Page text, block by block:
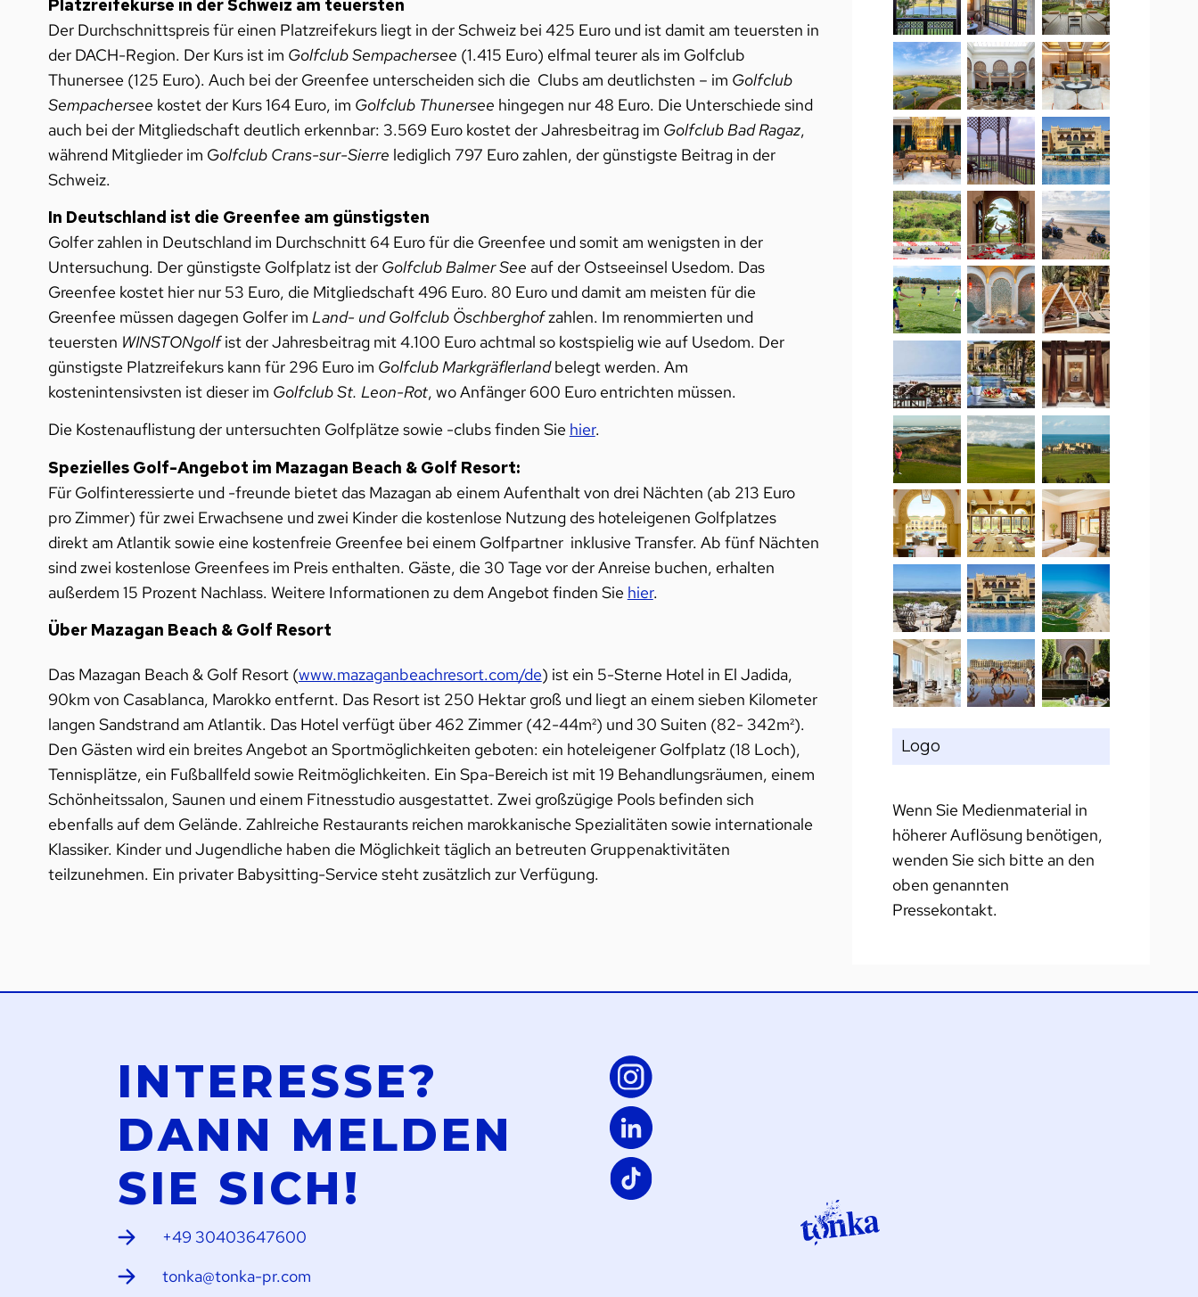
Platzreifekurse in der Schweiz am teuersten
Der Durchschnittspreis für einen Platzreifekurs liegt in der Schweiz bei 425 Euro und ist damit am teuersten in
der DACH-Region. Der Kurs ist im Golfclub Sempachersee (1.415 Euro) elfmal teurer als im Golfclub
Thunersee (125 Euro). Auch bei der Greenfee unterscheiden sich die Clubs am deutlichsten – im Golfclub
Sempachersee kostet der Kurs 164 Euro, im Golfclub Thunersee hingegen nur 48 Euro. Die Unterschiede sind
auch bei der Mitgliedschaft deutlich erkennbar: 3.569 Euro kostet der Jahresbeitrag im Golfclub Bad Ragaz,
während Mitglieder im Golfclub Crans-sur-Sierre lediglich 797 Euro zahlen, der günstigste Beitrag in der
Schweiz.
In Deutschland ist die Greenfee am günstigsten
Golfer zahlen in Deutschland im Durchschnitt 64 Euro für die Greenfee und somit am wenigsten in der
Untersuchung. Der günstigste Golfplatz ist der Golfclub Balmer See auf der Ostseeinsel Usedom. Das
Greenfee kostet hier nur 53 Euro, die Mitgliedschaft 496 Euro. 80 Euro und damit am meisten für die
Greenfee müssen dagegen Golfer im Land- und Golfclub Öschberghofzahlen. Im renommierten und
teuersten WINSTONgolfist der Jahresbeitrag mit 4.100 Euro achtmal so kostspielig wie auf Usedom. Der
günstigste Platzreifekurs kann für 296 Euro im Golfclub Markgräflerlandbelegt werden. Am
kostenintensivsten ist dieser im Golfclub St. Leon-Rot, wo Anfänger 600 Euro entrichten müssen.
Die Kostenauflistung der untersuchten Golfplätze sowie -clubs finden Sie hier.
Spezielles Golf-Angebot im Mazagan Beach & Golf Resort:
Für Golfinteressierte und -freunde bietet das Mazagan ab einem Aufenthalt von drei Nächten (ab 213 Euro
pro Zimmer) für zwei Erwachsene und zwei Kinder die kostenlose Nutzung des hoteleigenen Golfplatzes
direkt am Atlantik sowie eine kostenfreie Greenfee bei einem Golfpartner inklusive Transfer. Ab fünf Nächten
sind zwei kostenlose Greenfees im Preis enthalten. Gäste, die 30 Tage vor der Anreise buchen, erhalten
außerdem 15 Prozent Nachlass. Weitere Informationen zu dem Angebot finden Sie hier.
Über Mazagan Beach & Golf Resort
Das Mazagan Beach & Golf Resort (www.mazaganbeachresort.com/de) ist ein 5-Sterne Hotel in El Jadida,
90km von Casablanca, Marokko entfernt. Das Resort ist 250 Hektar groß und liegt an einem sieben Kilometer
langen Sandstrand am Atlantik. Das Hotel verfügt über 462 Zimmer (42-44m²) und 30 Suiten (82- 342m²).
Den Gästen wird ein breites Angebot an Sportmöglichkeiten geboten: ein hoteleigener Golfplatz (18 Loch),
Tennisplätze, ein Fußballfeld sowie Reitmöglichkeiten. Ein Spa-Bereich ist mit 19 Behandlungsräumen, einem
Schönheitssalon, Saunen und einem Fitnesstudio ausgestattet. Zwei großzügige Pools befinden sich
ebenfalls auf dem Gelände. Zahlreiche Restaurants reichen marokkanische Spezialitäten sowie internationale
Klassiker. Kinder und Jugendliche haben die Möglichkeit täglich an betreuten Gruppenaktivitäten
teilzunehmen. Ein privater Babysitting-Service steht zusätzlich zur Verfügung.
Logo
Wenn Sie Medienmaterial in
höherer Auflösung benötigen,
wenden Sie sich bitte an den
oben genannten
Pressekontakt.
INTERESSE?
DANN MELDEN
SIE SICH!
+49 30403647600
tonka@tonka-pr.com